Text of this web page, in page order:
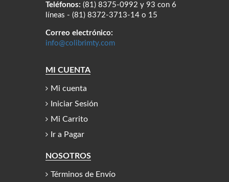
Teléfonos: (81) 8375-0992 y 93 con 6
líneas - (81) 8372-3713-14 o 15
Correo electrónico:
info@colibrimty.com
MI CUENTA
Mi cuenta
Iniciar Sesión
Mi Carrito
Ir a Pagar
NOSOTROS
Términos de Envío